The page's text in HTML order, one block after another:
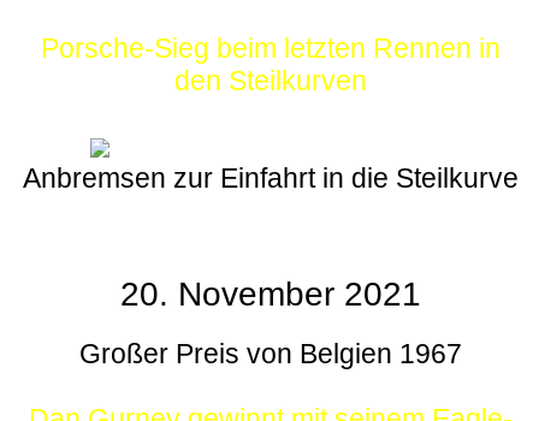
Porsche-Sieg beim letzten Rennen in
den Steilkurven
Anbremsen zur Einfahrt in die Steilkurve
20. November 2021
Großer Preis von Belgien 1967